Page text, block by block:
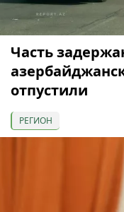
Часть
отпустили
РЕГИОН